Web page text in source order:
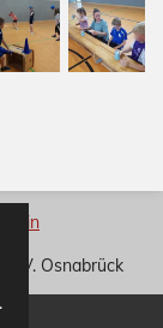
Login
V. Osnabrück